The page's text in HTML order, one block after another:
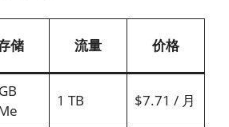
储 流量 价格
1 TB $7.71 / 月